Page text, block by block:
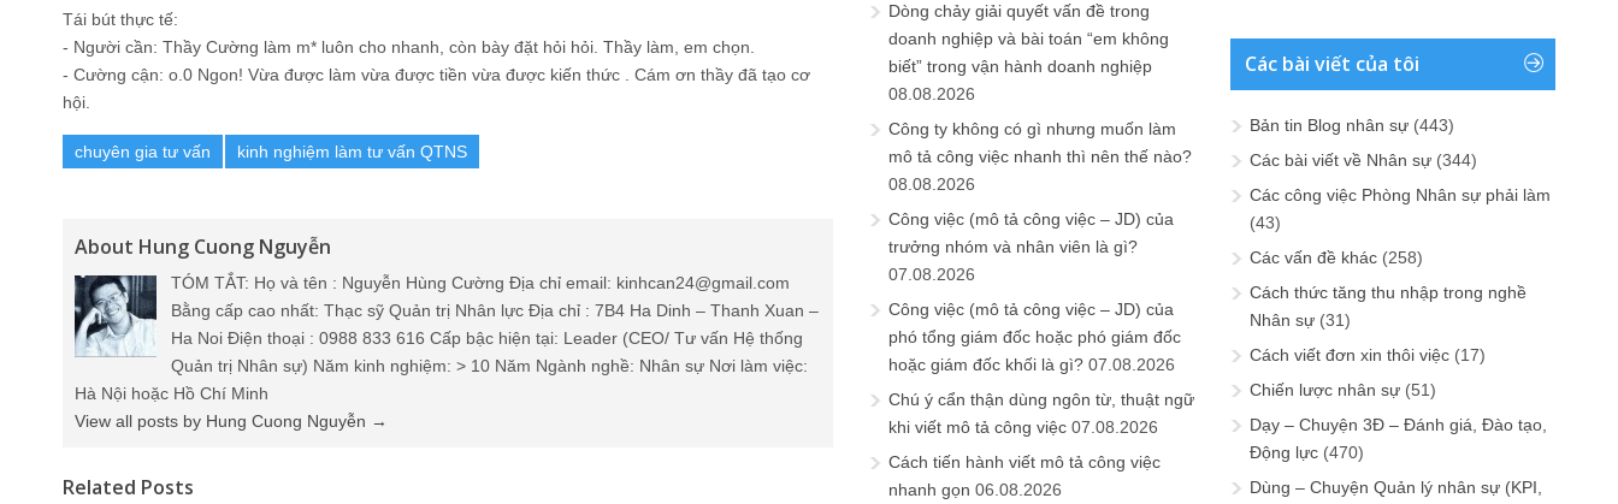
Tái bút thực tế:
- Người cần: Thầy Cường làm m* luôn cho nhanh, còn bày đặt hỏi hỏi. Thầy làm, em chọn.
- Cường cận: o.0 Ngon! Vừa được làm vừa được tiền vừa được kiến thức . Cám ơn thầy đã tạo cơ
hội.
chuyên gia tư vấn kinh nghiệm làm tư vấn QTNS
About Hung Cuong Nguyễn
TÓM TẮT: Họ và tên : Nguyễn Hùng Cường Địa chỉ email: kinhcan24@gmail.com
Bằng cấp cao nhất: Thạc sỹ Quản trị Nhân lực Địa chỉ : 7B4 Ha Dinh – Thanh Xuan –
Ha Noi Điện thoại : 0988 833 616 Cấp bậc hiện tại: Leader (CEO/ Tư vấn Hệ thống
Quản trị Nhân sự) Năm kinh nghiệm: > 10 Năm Ngành nghề: Nhân sự Nơi làm việc:
Hà Nội hoặc Hồ Chí Minh
View all posts by Hung Cuong Nguyễn →
Related Posts
Dòng chảy giải quyết vấn đề trong
doanh nghiệp và bài toán “em không
biết” trong vận hành doanh nghiệp
08.08.2026
Công ty không có gì nhưng muốn làm
mô tả công việc nhanh thì nên thế nào?
08.08.2026
Công việc (mô tả công việc – JD) của
trưởng nhóm và nhân viên là gì?
07.08.2026
Công việc (mô tả công việc – JD) của
phó tổng giám đốc hoặc phó giám đốc
hoặc giám đốc khối là gì? 07.08.2026
Chú ý cẩn thận dùng ngôn từ, thuật ngữ
khi viết mô tả công việc 07.08.2026
Cách tiến hành viết mô tả công việc
nhanh gọn 06.08.2026
Các bài viết của tôi
Bản tin Blog nhân sự (443)
Các bài viết về Nhân sự (344)
Các công việc Phòng Nhân sự phải làm
(43)
Các vấn đề khác (258)
Cách thức tăng thu nhập trong nghề
Nhân sự (31)
Cách viết đơn xin thôi việc (17)
Chiến lược nhân sự (51)
Dạy – Chuyện 3Đ – Đánh giá, Đào tạo,
Động lực (470)
Dùng – Chuyện Quản lý nhân sự (KPI,